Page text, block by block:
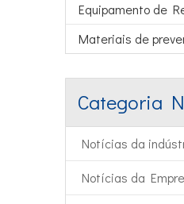
Equipamento de
Categoria
Notícias da
Notícias da